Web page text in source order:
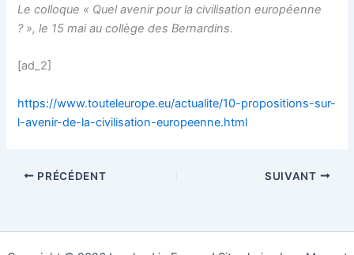
Le colloque « Quel avenir pour la civilisation européenne
? », le 15 mai au collège des Bernardins.
[ad_2]
https://www.touteleurope.eu/actualite/10-propositions-sur-
l-avenir-de-la-civilisation-europeenne.html
PRÉCÉDENT SUIVANT